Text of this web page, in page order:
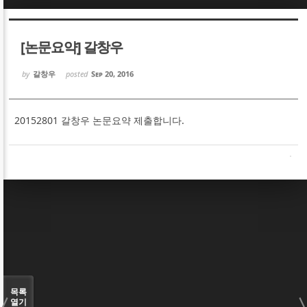
[논문요약] 갈창우
by 갈창우 posted Sep 20, 2016
20152801 갈창우 논문요약 제출합니다.
목록
열기
Sketchbook5, 스케치북5
Sketchbook5, 스케치북5
Sketchbook5, 스케치북5
Sketchbook5, 스케치북5